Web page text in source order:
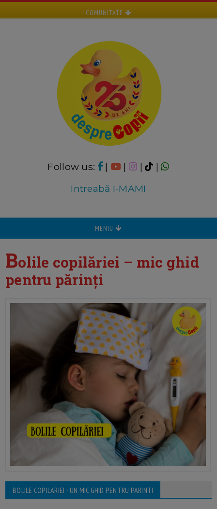
COMUNITATE
Follow us: | | |
|
Intreabă I-MAMI
MENIU
Bolile copilăriei – mic ghid
pentru părinți
BOLILE COPILARIEI - UN MIC GHID PENTRU PARINTI